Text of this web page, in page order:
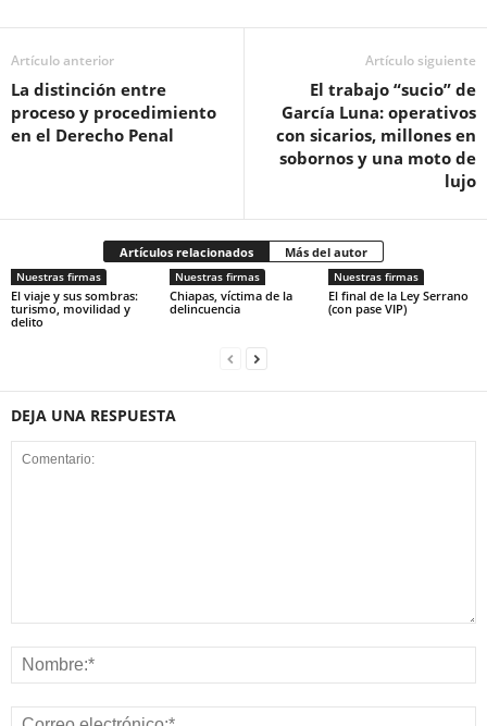
Artículo anterior
La distinción entre
proceso y procedimiento
en el Derecho Penal
Artículo siguiente
El trabajo “sucio” de
García Luna: operativos
con sicarios, millones en
sobornos y una moto de
lujo
Artículos relacionados Más del autor
Nuestras firmas
El viaje y sus sombras:
turismo, movilidad y
delito
Nuestras firmas
Chiapas, víctima de la
delincuencia
Nuestras firmas
El final de la Ley Serrano
(con pase VIP)
DEJA UNA RESPUESTA